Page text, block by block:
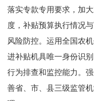
落实专款专用要求，加
度，补贴预算执行情况
风险防控。运用全国农
进补贴机具唯一身份识
行为排查和监控能力。
善省、市、县三级监管